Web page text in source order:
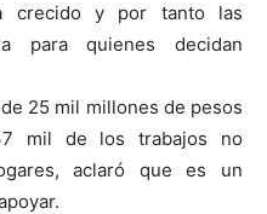
crecido y por tanto las
para quienes decidan
25 mil millones de pesos
mil de los trabajos no
aclaró que es un